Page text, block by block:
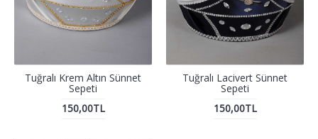
Tuğralı Krem Altın Sünnet
Sepeti
150,00TL
Tuğralı Lacivert Sünnet
Sepeti
150,00TL